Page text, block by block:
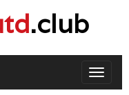
.club
Toggle